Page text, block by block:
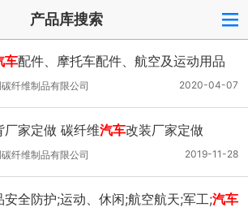
产品库搜索
车配件、摩托车配件、航空及运动用品
2020-04-07
纤维制品有限公司
厂家定做 碳纤维汽车改装厂家定做
2019-11-28
纤维制品有限公司
安全防护;运动、休闲;航空航天;军工;汽车